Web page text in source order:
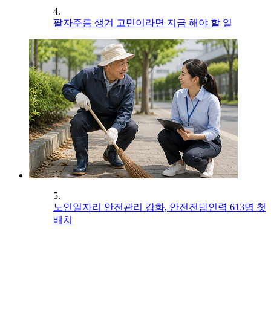
4.
팔자주름 생겨 고민이라면 지금 해야 할 일
5.
노인일자리 안전관리 강화, 안전전담인력 613명 첫
배치